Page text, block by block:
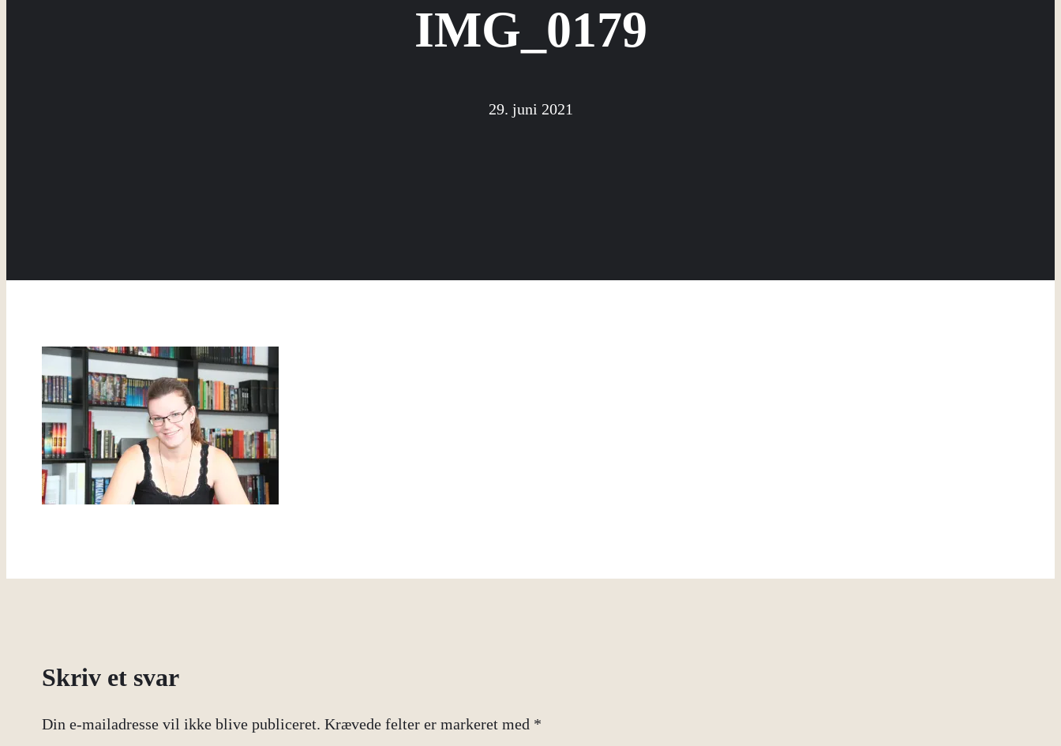
IMG_0179
29. juni 2021
Skriv et svar
Din e-mailadresse vil ikke blive publiceret. Krævede felter er markeret med *